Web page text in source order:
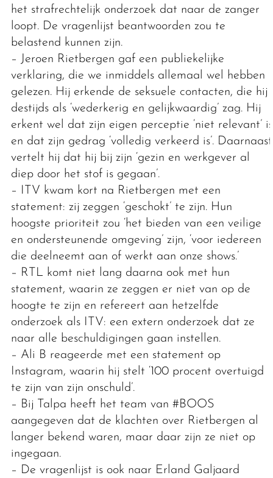
het strafrechtelijk onderzoek dat naar de zanger
loopt. De vragenlijst beantwoorden zou te
belastend kunnen zijn.
– Jeroen Rietbergen gaf een publiekelijke
verklaring, die we inmiddels allemaal wel hebben
gelezen. Hij erkende de seksuele contacten, die hij
destijds als ‘wederkerig en gelijkwaardig’ zag. Hij
erkent wel dat zijn eigen perceptie ‘niet relevant’ is
en dat zijn gedrag ‘volledig verkeerd is’. Daarnaast
vertelt hij dat hij bij zijn ‘gezin en werkgever al
diep door het stof is gegaan’.
– ITV kwam kort na Rietbergen met een
statement: zij zeggen ‘geschokt’ te zijn. Hun
hoogste prioriteit zou ‘het bieden van een veilige
en ondersteunende omgeving’ zijn, ‘voor iedereen
die deelneemt aan of werkt aan onze shows.’
– RTL komt niet lang daarna ook met hun
statement, waarin ze zeggen er niet van op de
hoogte te zijn en refereert aan hetzelfde
onderzoek als ITV: een extern onderzoek dat ze
naar alle beschuldigingen gaan instellen.
– Ali B reageerde met een statement op
Instagram, waarin hij stelt ‘100 procent overtuigd
te zijn van zijn onschuld’.
– Bij Talpa heeft het team van #BOOS
aangegeven dat de klachten over Rietbergen al
langer bekend waren, maar daar zijn ze niet op
ingegaan.
– De vragenlijst is ook naar Erland Galjaard